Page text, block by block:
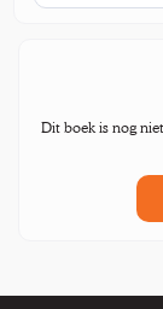
Dit boek is nog